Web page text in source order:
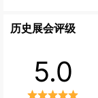
历史展会评级
5.0